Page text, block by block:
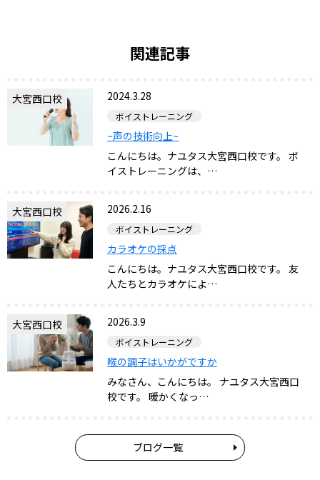
関連記事
大宮西口校 2024.3.28
ボイストレーニング
~声の技術向上~
こんにちは。ナユタス大宮西口校です。 ボ
イストレーニングは、…
大宮西口校 2026.2.16
ボイストレーニング
カラオケの採点
こんにちは。ナユタス大宮西口校です。 友
人たちとカラオケによ…
大宮西口校 2026.3.9
ボイストレーニング
喉の調子はいかがですか
みなさん、こんにちは。 ナユタス大宮西口
校です。 暖かくなっ…
ブログ一覧